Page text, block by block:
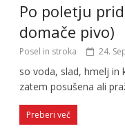
Po poletju
domače pivo)
Posel in stroka 24.
so voda, slad, hmelj in
zatem posušena ali
Preberi več